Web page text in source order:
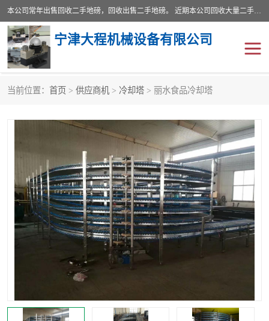
本公司常年出售回收二手地磅，回收出售二手地磅。 近期本公司回收大量二手地磅，型号齐全，宽度从2米到3.5米，长度5米到25米，承重吨位从10到200吨，成色7—9成新。 ? 使用年限6个月至2年，产品来源于个人闲置品，工矿企业停用品，因小换大而来。 精准度和新的一样， 二手地磅是内行人的选择，打个电话就省钱朋友您好等什么
宁津大程机械设备有限公司
当前位置： 首页 > 供应商机 > 冷却塔 > 丽水食品冷却塔
废纸打包机
烘干机 食品烘干机
装载机电子秤 输送机
半自动输送机 全自动输送机
食品螺旋塔
塑料撕碎机 金属撕碎机